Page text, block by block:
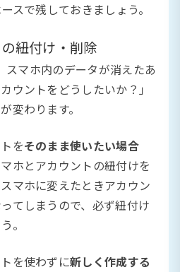
スで残しておきましょう。
紐付け・削除
マホ内のデータが消えたあ
ウントをどうしたいか？」
変わります。
をそのまま使いたい場合
ホとアカウントの紐付けを
マホに変えたときアカウン
てしまうので、必ず紐付け
。
を使わずに新しく作成する